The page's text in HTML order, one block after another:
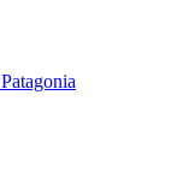
Patagonia